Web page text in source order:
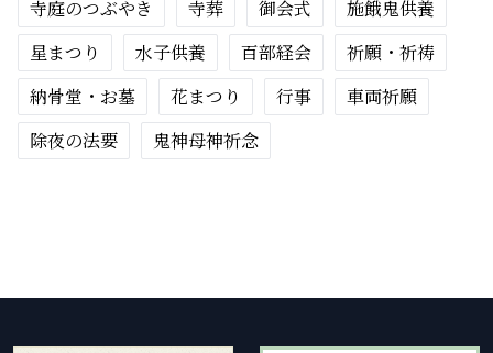
寺庭のつぶやき
寺葬 御会式
施餓鬼供養
星まつり
水子供養 百部経会
祈願・祈祷
納骨堂・お墓
花まつり 行事
車両祈願
除夜の法要
鬼神母神祈念